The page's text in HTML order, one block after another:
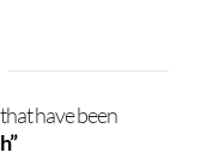
have been